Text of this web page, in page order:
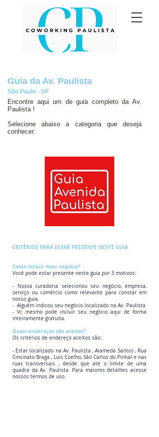
Guia da Av. Paulista
São Paulo - SP
Encontre aqui um de guia completo da Av.
Paulista​ !
Selecione abaixo a categoria que deseja
conhecer:
CRITÉRIOS PARA ESTAR PRESENTE NESTE GUIA
Como incluir meu negócio?
Você pode estar presente neste guia por 3 motivos:
- Nossa curadoria selecionou seu negócio, empresa,
serviço ou comércio como relevante para constar em
nosso guia.
- Alguém indicou seu negócio localizado na Av. Paulista
- Vc mesmo pode incluir seu negócio aqui de forma
inteiramente gratuita.
Quais endereços são aceitos?
Os critérios de endereço aceitos são:
- Estar localizado na Av. Paulista , Alameda Santos , Rua
Cincinato Braga , Luis Coelho, São Carlos do Pinhal e nas
ruas transversais , desde que até o limite de uma
quadra da Av. Paulista. Para maiores detalhes acesse
nossos termos de uso.